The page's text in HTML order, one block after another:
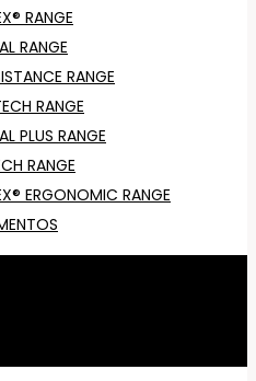
RANGE
RANGE
RANGE
RANGE
PLUS RANGE
RANGE
ERGONOMIC RANGE